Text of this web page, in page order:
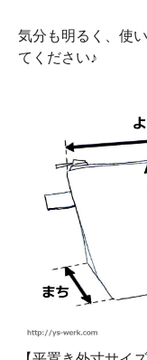
気分も明るく、使
てください♪